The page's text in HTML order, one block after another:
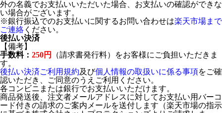
外の名義でお支払いいただいた場合、お支払いの確認ができな
い場合がございます。
※銀行振込でのお支払いに関するお問い合わせは楽天市場まで
ご連絡 ください。
後払い決済
【備考】
手数料： 250円
（請求書発行料）をお客様にご負担いただきま
す。
後払い決済ご利用規約及び個人情報の取扱いに係る事項をご確
認いただき、ご同意のうえご利用ください。
各コンビニまたは銀行でお支払いいただけます。
商品発送後、注文者メールアドレスに対してお支払い用バーコ
ード付きの請求のご案内メールを送付します（楽天市場の指示